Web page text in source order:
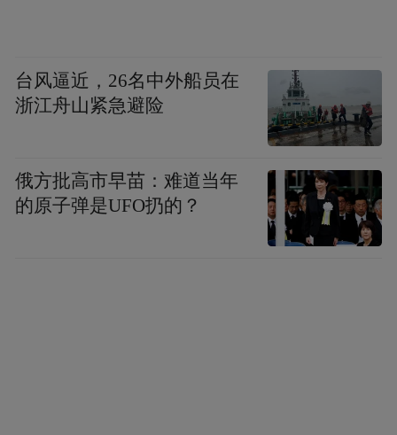
台风逼近，26名中外船员在
浙江舟山紧急避险
俄方批高市早苗：难道当年
的原子弹是UFO扔的？